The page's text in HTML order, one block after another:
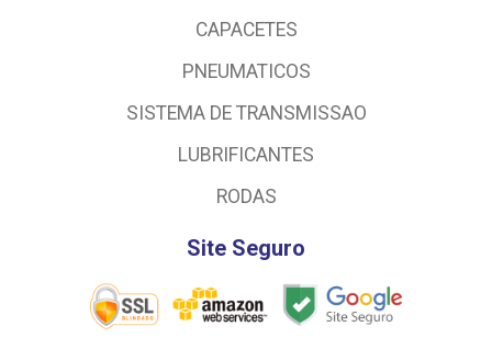
CAPACETES
PNEUMATICOS
SISTEMA DE TRANSMISSAO
LUBRIFICANTES
RODAS
Site Seguro